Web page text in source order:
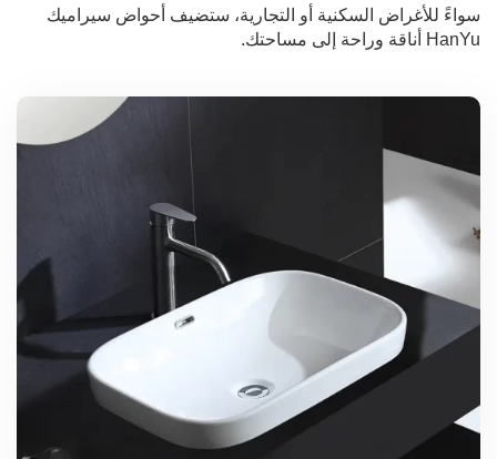
سواءً للأغراض السكنية أو التجارية، ستضيف أحواض سيراميك
HanYu أناقة وراحة إلى مساحتك.